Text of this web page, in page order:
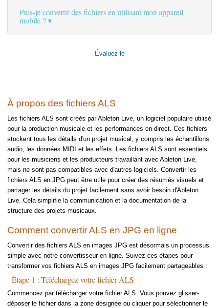
Puis-je convertir des fichiers en utilisant mon appareil
mobile ?
Évaluez-le
À propos des fichiers ALS
Les fichiers ALS sont créés par Ableton Live, un logiciel populaire utilisé
pour la production musicale et les performances en direct. Ces fichiers
stockent tous les détails d'un projet musical, y compris les échantillons
audio, les données MIDI et les effets. Les fichiers ALS sont essentiels
pour les musiciens et les producteurs travaillant avec Ableton Live,
mais ne sont pas compatibles avec d'autres logiciels. Convertir les
fichiers ALS en JPG peut être utile pour créer des résumés visuels et
partager les détails du projet facilement sans avoir besoin d'Ableton
Live. Cela simplifie la communication et la documentation de la
structure des projets musicaux.
Comment convertir ALS en JPG en ligne
Convertir des fichiers ALS en images JPG est désormais un processus
simple avec notre convertisseur en ligne. Suivez ces étapes pour
transformer vos fichiers ALS en images JPG facilement partageables :
Étape 1 : Téléchargez votre fichier ALS
Commencez par télécharger votre fichier ALS. Vous pouvez glisser-
déposer le fichier dans la zone désignée ou cliquer pour sélectionner le